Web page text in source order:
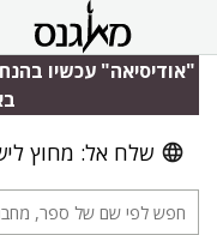
"אודיסיאה" עכשיו
שלח אל: מחוץ